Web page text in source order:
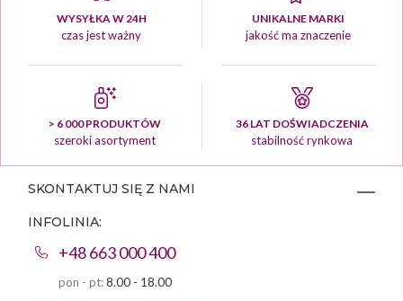
WYSYŁKA W 24H
czas jest ważny
UNIKALNE MARKI
jakość ma znaczenie
> 6 000 PRODUKTÓW
szeroki asortyment
36 LAT DOŚWIADCZENIA
stabilność rynkowa
SKONTAKTUJ SIĘ Z NAMI
INFOLINIA:
+48 663 000 400
pon - pt:8.00 - 18.00